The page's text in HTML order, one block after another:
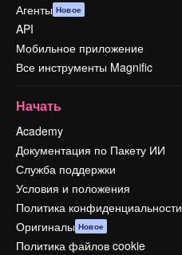
Агенты Новое
API
Мобильное приложение
Все инструменты Magnific
Начать
Academy
Документация по Пакету ИИ
Служба поддержки
Условия и положения
Политика конфиденциальности
Оригиналы Новое
Политика файлов cookie